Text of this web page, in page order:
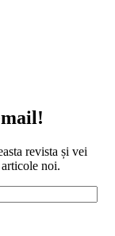
revista și vei
noi.